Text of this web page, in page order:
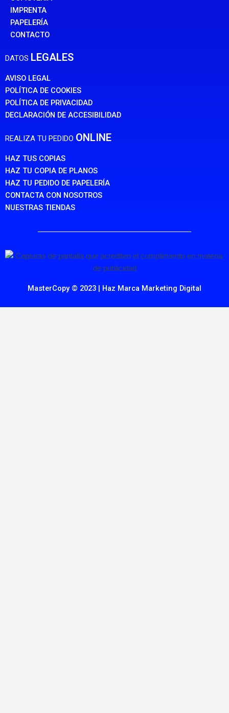
IMPRENTA
PAPELERÍA
CONTACTO
DATOS LEGALES
AVISO LEGAL
POLÍTICA DE COOKIES
POLÍTICA DE PRIVACIDAD
DECLARACIÓN DE ACCESIBILIDAD
REALIZA TU PEDIDO ONLINE
HAZ TUS COPIAS
HAZ TU COPIA DE PLANOS
HAZ TU PEDIDO DE PAPELERÍA
CONTACTA CON NOSOTROS
NUESTRAS TIENDAS
MasterCopy © 2023 | Haz Marca Marketing Digital